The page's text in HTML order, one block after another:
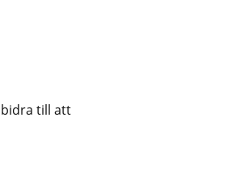
till att